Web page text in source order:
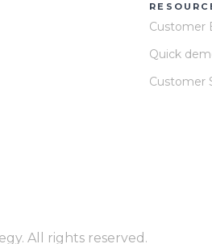
Customer
Quick
Customer
All rights reserved.